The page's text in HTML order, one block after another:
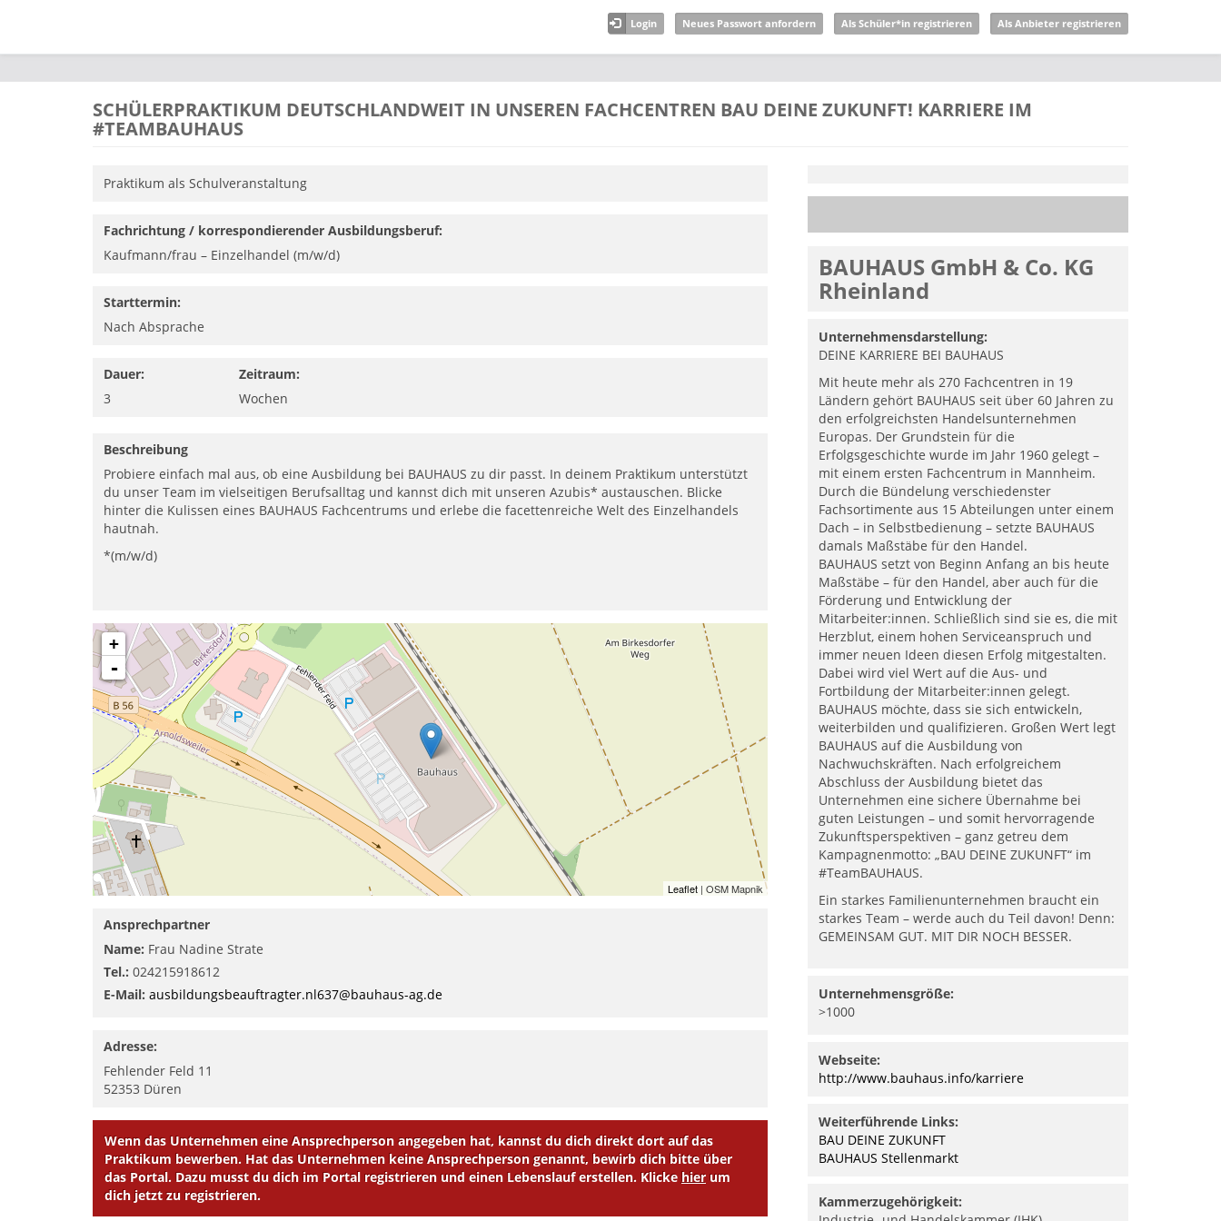
Login Neues Passwort anfordern Als Schüler*in registrieren Als Anbieter registrieren
SCHÜLERPRAKTIKUM DEUTSCHLANDWEIT IN UNSEREN FACHCENTREN BAU DEINE ZUKUNFT! KARRIERE IM
#TEAMBAUHAUS
Praktikum als Schulveranstaltung
Fachrichtung / korrespondierender Ausbildungsberuf:
Kaufmann/­frau – Einzelhandel (m/w/d)
Starttermin:
Nach Absprache
Dauer:
3
Zeitraum:
Wochen
Beschreibung
Probiere einfach mal aus, ob eine Ausbildung bei BAUHAUS zu dir passt. In deinem Praktikum unterstützt
du unser Team im vielseitigen Berufsalltag und kannst dich mit unseren Azubis* austauschen. Blicke
hinter die Kulissen eines BAUHAUS Fachcentrums und erlebe die facettenreiche Welt des Einzelhandels
hautnah.
*(m/w/d)
+
-
Leaflet | OSM Mapnik
Ansprechpartner
Name: Frau Nadine Strate
Tel.: 024215918612
E-Mail: ausbildungsbeauftragter.nl637@bauhaus-ag.de
Adresse:
Fehlender Feld 11
52353 Düren
Wenn das Unternehmen eine Ansprechperson angegeben hat, kannst du dich direkt dort auf das
Praktikum bewerben. Hat das Unternehmen keine Ansprechperson genannt, bewirb dich bitte über
das Portal. Dazu musst du dich im Portal registrieren und einen Lebenslauf erstellen. Klicke hier um
dich jetzt zu registrieren.
BAUHAUS GmbH & Co. KG
Rheinland
Unternehmensdarstellung:
DEINE KARRIERE BEI BAUHAUS
Mit heute mehr als 270 Fachcentren in 19
Ländern gehört BAUHAUS seit über 60 Jahren zu
den erfolgreichsten Handelsunternehmen
Europas. Der Grundstein für die
Erfolgsgeschichte wurde im Jahr 1960 gelegt –
mit einem ersten Fachcentrum in Mannheim.
Durch die Bündelung verschiedenster
Fachsortimente aus 15 Abteilungen unter einem
Dach – in Selbstbedienung – setzte BAUHAUS
damals Maßstäbe für den Handel.
BAUHAUS setzt von Beginn Anfang an bis heute
Maßstäbe – für den Handel, aber auch für die
Förderung und Entwicklung der
Mitarbeiter:innen. Schließlich sind sie es, die mit
Herzblut, einem hohen Serviceanspruch und
immer neuen Ideen diesen Erfolg mitgestalten.
Dabei wird viel Wert auf die Aus- und
Fortbildung der Mitarbeiter:innen gelegt.
BAUHAUS möchte, dass sie sich entwickeln,
weiterbilden und qualifizieren. Großen Wert legt
BAUHAUS auf die Ausbildung von
Nachwuchskräften. Nach erfolgreichem
Abschluss der Ausbildung bietet das
Unternehmen eine sichere Übernahme bei
guten Leistungen – und somit hervorragende
Zukunftsperspektiven – ganz getreu dem
Kampagnenmotto: „BAU DEINE ZUKUNFT“ im
#TeamBAUHAUS.
Ein starkes Familienunternehmen braucht ein
starkes Team – werde auch du Teil davon! Denn:
GEMEINSAM GUT. MIT DIR NOCH BESSER.
Unternehmensgröße:
>1000
Webseite:
http://www.bauhaus.info/karriere
Weiterführende Links:
BAU DEINE ZUKUNFT
BAUHAUS Stellenmarkt
Kammerzugehörigkeit: